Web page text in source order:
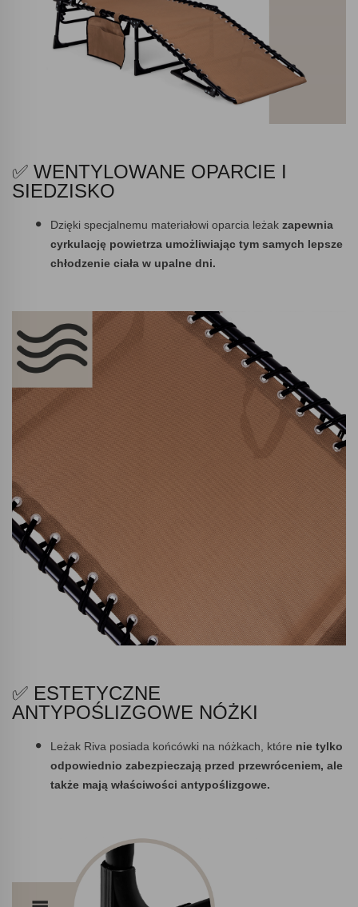
✅ WENTYLOWANE OPARCIE I
SIEDZISKO
Dzięki specjalnemu materiałowi oparcia leżak zapewnia
cyrkulację powietrza umożliwiając tym samych lepsze
chłodzenie ciała w upalne dni.
✅ ESTETYCZNE
ANTYPOŚLIZGOWE NÓŻKI
Leżak Riva posiada końcówki na nóżkach, które nie tylko
odpowiednio zabezpieczają przed przewróceniem, ale
także mają właściwości antypoślizgowe.